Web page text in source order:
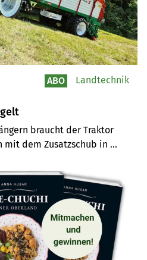
braucht der Traktor
mit dem Zusatzschub in
Antriebsregelung ohne
Traktor entwickelt.
ABO Landtechnik